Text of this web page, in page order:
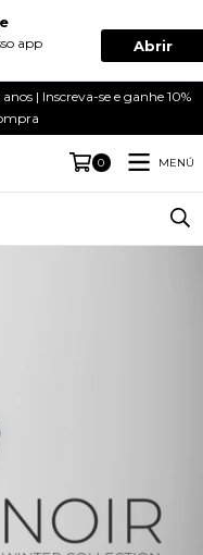
app Abrir
| Inscreva-se e ganhe 10%
0 MENÚ